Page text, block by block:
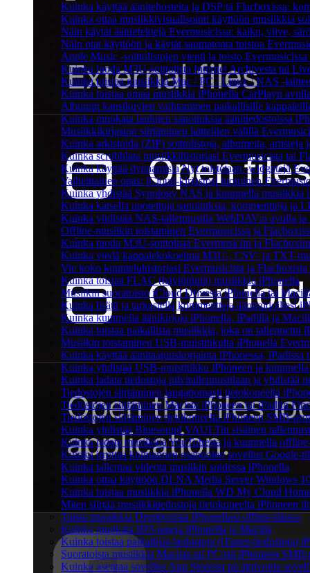
Kuinka käyttää äänitehosteita ja DSP:tä Flacboxissa:
Kuinka ottaa musiikkivisualisointi käyttöön musiikkia
Näin käytät ääniefektejä Evermusicissa: kaiku, viive,
Näin otat käyttöön ja käytät saumatonta toistoa
Apple Music -soittolistojen vienti ja toisto
Kuinka luoda M3U-soittolista Internet Archivesta tai
Kuinka toistaa musiikkia Mac / PC / Linux / NAS -
Kuinka toistaa omaa musiikkia iPhonella CarPlayn
Albumin kansikuvien vaihtaminen paikallisille
Kuinka muokata laulujen sanoituksia äänitiedostoissa
Musiikkikirjaston siirtäminen laitteiden välillä
Kuinka arkistoida (ZIP) soittolistoja, albumeita, artisteja
Kuinka scrobblata musiikkihistoriasi Evermusicista tai
Kuinka käyttää dynaamisia Nyt toistetaan -widgetejä
Vaiheittainen opas: iCloud-kirjastosi tuominen
Kuinka yhdistää Synology NAS ja kuunnella musiikkia
Kuinka katsella upotettuja sanoituksia, kommentteja ja
Kuinka yhdistää NAS-tallennustila WebDAV:n avulla
Offline-musiikin toistaminen Evermusicissa ja
Kuinka tuoda M3U-soittolista Evermusiciin ja Flacboxiin
Kuinka viedä kappalekokoelma M3U-, CSV- ja TXT-
Vie koko kuunteluhistoriasi Evermusicista ja
Kuinka toistaa FLAC (häviötöntä) musiikkia iPhonella
Musiikin suoratoisto iCloud Drivesta iPhonella tai
Kuinka lisätä ja tarkastella kommentteja ääniraidoillesi
Kuinka kuunnella äänikirjoja iPhonella, iPadilla ja
Kuinka toistaa paikallista musiikkia, joka on tallennettu
Musiikin toistaminen USB-muistitikulta iPhonella
Kuinka käyttää äänitaajuuskorjainta iPhonessa,
Kuinka yhdistää USB-muistitikku iPhoneen ja
Kuinka ladata tiedostoja pilvitallennustilaan ja yhdistää
Tiedostojen siirtäminen langattomasti tietokoneelta
Tiedostojen siirtäminen Macista iPhoneen tai iPadiin
Tiedostojen siirtäminen tietokoneelta iPhoneen SMB-
Kuinka yhdistää Bluesound VAULTin sisäinen
Kuinka ladata musiikkia YouTubesta ja kuunnella
Kuinka irrottaa kolmannen osapuolen sovellus Google-
Kuinka tallentaa videota musiikin soidessa iPhonella
Kuinka ottaa käyttöön DLNA Media Server Windows
Kuinka toistaa musiikkia iPhonella WD My Cloud
Miten siirtää musiikkitiedostoja tietokoneelta iPhoneen
Toista musiikkia Dropboxista iPhonellasi offline-tilassa
Kuinka muokata ID3-tageja iPhonella ja Macilla
Kuinka toistaa paikallisia tiedostoja (iTunes-tiedostoja)
Suoratoista musiikkia Macista tai PC:stä iPhoneen
Kuinka asentaa sovellus App Storesta tai aktivoida